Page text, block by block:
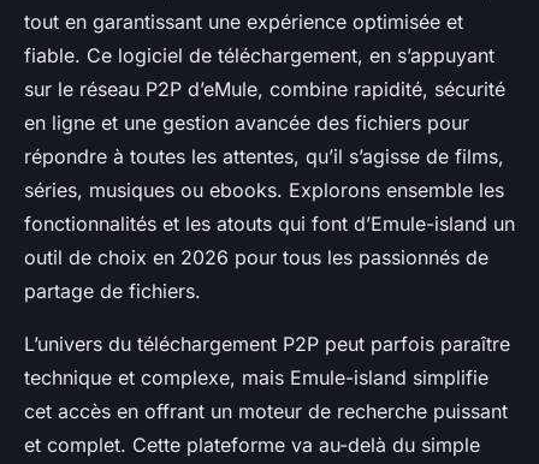
tout en garantissant une expérience optimisée et
fiable. Ce logiciel de téléchargement, en s’appuyant
sur le réseau P2P d’eMule, combine rapidité, sécurité
en ligne et une gestion avancée des fichiers pour
répondre à toutes les attentes, qu’il s’agisse de films,
séries, musiques ou ebooks. Explorons ensemble les
fonctionnalités et les atouts qui font d’Emule-island un
outil de choix en 2026 pour tous les passionnés de
partage de fichiers.
L’univers du téléchargement P2P peut parfois paraître
technique et complexe, mais Emule-island simplifie
cet accès en offrant un moteur de recherche puissant
et complet. Cette plateforme va au-delà du simple